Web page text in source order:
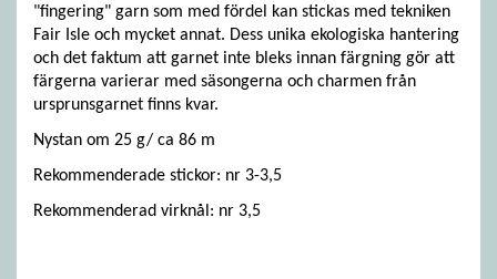
"fingering" garn som med fördel kan stickas med tekniken
Fair Isle och mycket annat. Dess unika ekologiska hantering
och det faktum att garnet inte bleks innan färgning gör att
färgerna varierar med säsongerna och charmen från
ursprunsgarnet finns kvar.
Nystan om 25 g/ ca 86 m
Rekommenderade stickor: nr 3-3,5
Rekommenderad virknål: nr 3,5